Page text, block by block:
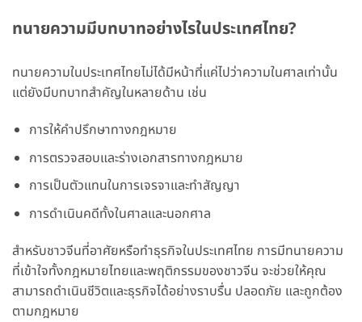
ทนายความมีบทบาทอย่างไรในประเทศไทย?
ทนายความในประเทศไทยไม่ได้มีหน้าที่แค่ไปว่าความในศาลเท่านั้น
แต่ยังมีบทบาทสำคัญในหลายด้าน เช่น
การให้คำปรึกษาทางกฎหมาย
การตรวจสอบและร่างเอกสารทางกฎหมาย
การเป็นตัวแทนในการเจรจาและทำสัญญา
การดำเนินคดีทั้งในศาลและนอกศาล
สำหรับชาวจีนที่อาศัยหรือทำธุรกิจในประเทศไทย การมีทนายความ
ที่เข้าใจทั้งกฎหมายไทยและพฤติกรรมของชาวจีน จะช่วยให้คุณ
สามารถดำเนินชีวิตและธุรกิจได้อย่างราบรื่น ปลอดภัย และถูกต้อง
ตามกฎหมาย